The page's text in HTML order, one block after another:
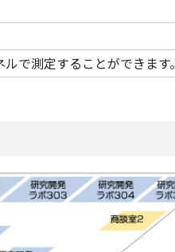
で測定することができます。